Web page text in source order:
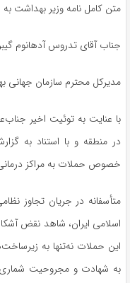
متن کامل نامه وزیر بهداشت
جناب آقای تدروس آدهانوم
مدیرکل محترم سازمان جهانی
با عنایت به توئیت اخیر
در منطقه و با استناد به
خصوص حملات به مراکز
متأسفانه در جریان تجاوز
اسلامی ایران، شاهد نقض
این حملات نه‌تنها به
به شهادت و مجروحیت شماری